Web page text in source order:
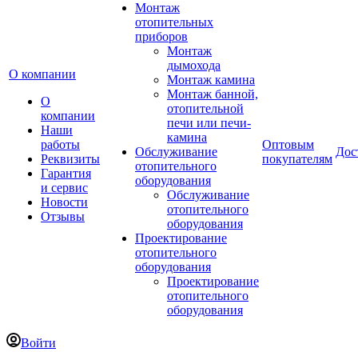
О компании
О
компании
Наши
работы
Реквизиты
Гарантия
и сервис
Новости
Отзывы
Монтаж
отопительных
приборов
Монтаж
дымохода
Монтаж камина
Монтаж банной,
отопительной
печи или печи-
камина
Обслуживание
отопительного
оборудования
Обслуживание
отопительного
оборудования
Проектирование
отопительного
оборудования
Проектирование
отопительного
оборудования
Оптовым
покупателям
Войти